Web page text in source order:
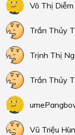
Võ Thị Diễm
Trần Thủy
Trịnh Thị
Trần Thủy
Vũ Triệu